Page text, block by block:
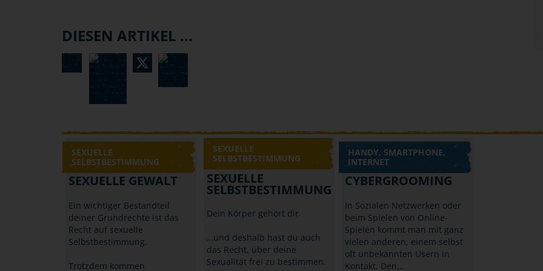
DIESEN ARTIKEL ...
SEXUELLE
SELBSTBESTIMMUNG
SEXUELLE GEWALT
Ein wichtiger Bestandteil
deiner Grundrechte ist das
Recht auf sexuelle
Selbstbestimmung.
Trotzdem kommen
SEXUELLE
SELBSTBESTIMMUNG
SEXUELLE
SELBSTBESTIMMUNG
Dein Körper gehört dir
…und deshalb hast du auch
das Recht, über deine
Sexualität frei zu bestimmen.
HANDY, SMARTPHONE,
INTERNET
CYBERGROOMING
In Sozialen Netzwerken oder
beim Spielen von Online-
Spielen kommt man mit ganz
vielen anderen, einem selbst
oft unbekannten Usern in
Kontakt. Den…